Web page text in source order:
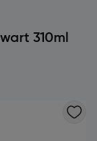
310ml